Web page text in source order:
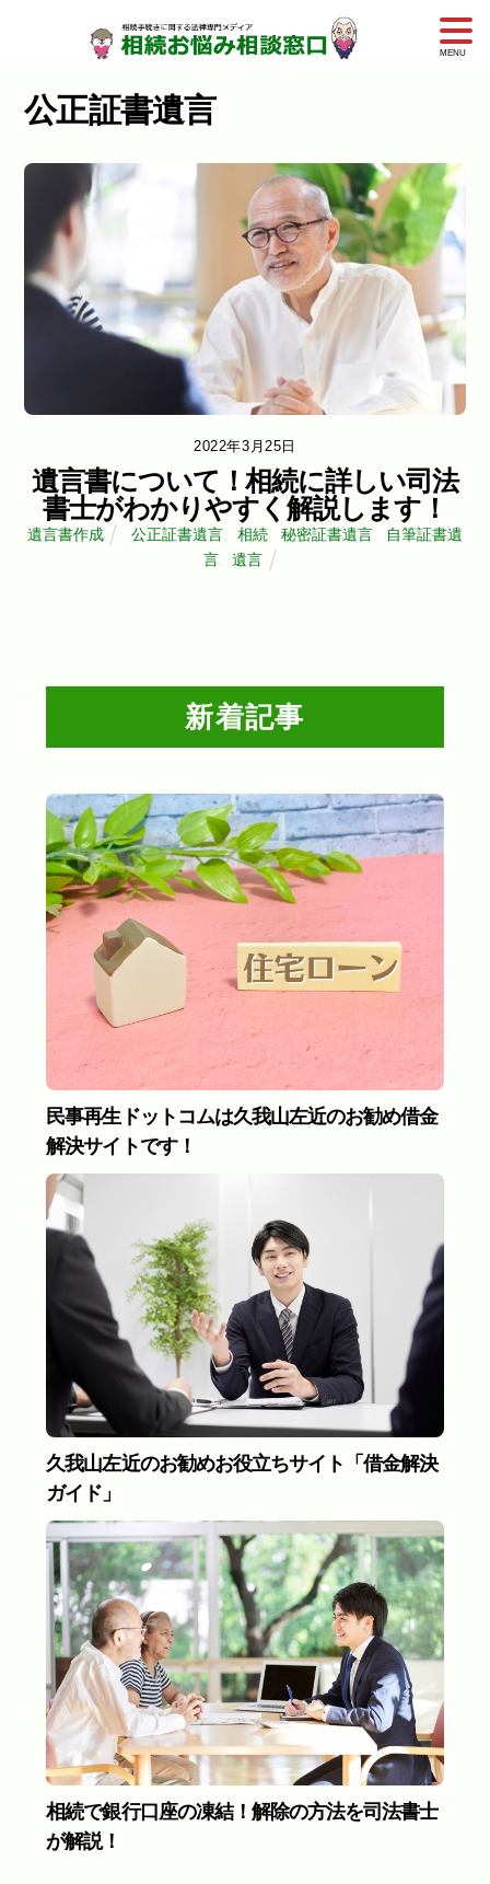
content
公正証書遺言
2022年3月25日
遺言書について！相続に詳しい司法
書士がわかりやすく解説します！
遺言書作成 公正証書遺言 相続, 秘密証書遺言,
自筆証書遺
言
遺言
新着記事
民事再生ドットコムは久我山左近のお勧め借金
解決サイトです！
久我山左近のお勧めお役立ちサイト「借金解決
ガイド」
相続で銀行口座の凍結！解除の方法を司法書士
が解説！